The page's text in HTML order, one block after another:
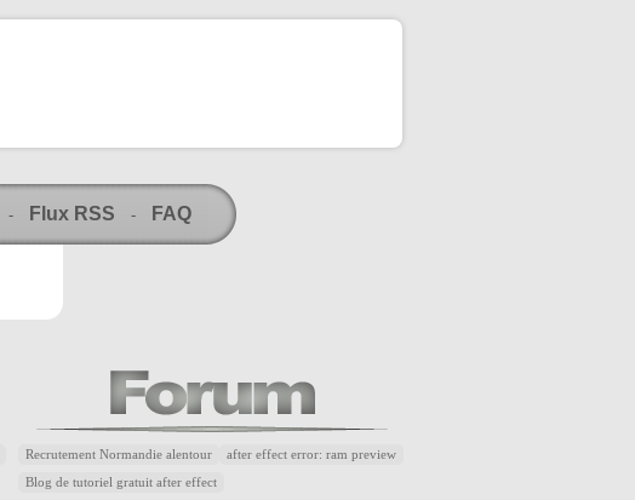
- Flux RSS - FAQ
Recrutement Normandie alentour after effect error: ram preview
Blog de tutoriel gratuit after effect